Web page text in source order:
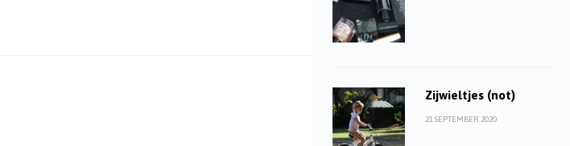
Zijwieltjes (not)
21 SEPTEMBER 2020